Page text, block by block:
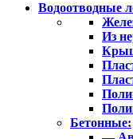
Водоотводные
Из
Бетонные: